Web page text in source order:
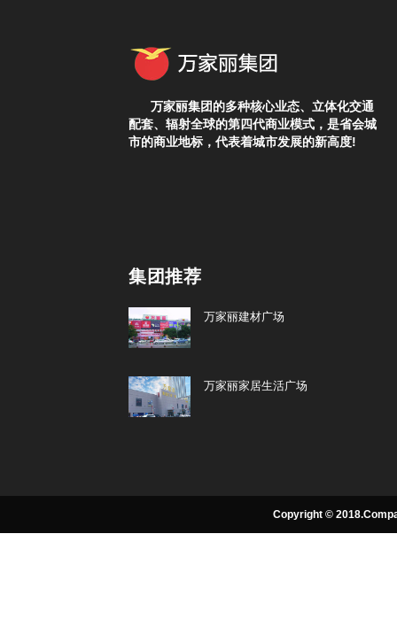
万家丽集团的多种核心业态、立体化交通
配套、辐射全球的第四代商业模式，是省会城
市的商业地标，代表着城市发展的新高度!
集团推荐
万家丽建材广场
万家丽家居生活广场
Copyright ©